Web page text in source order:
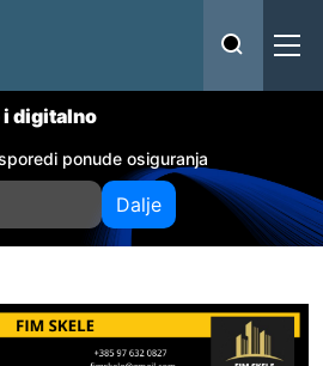
i digitalno
ponude osiguranja
Dalje